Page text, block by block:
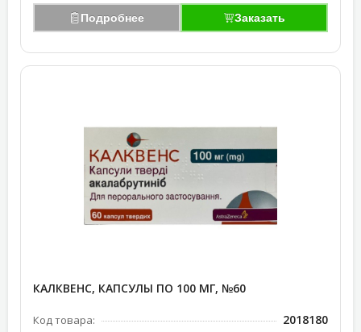
Подробнее Заказать
КАЛКВЕНС, КАПСУЛЫ ПО 100 МГ, №60
Код товара: 2018180